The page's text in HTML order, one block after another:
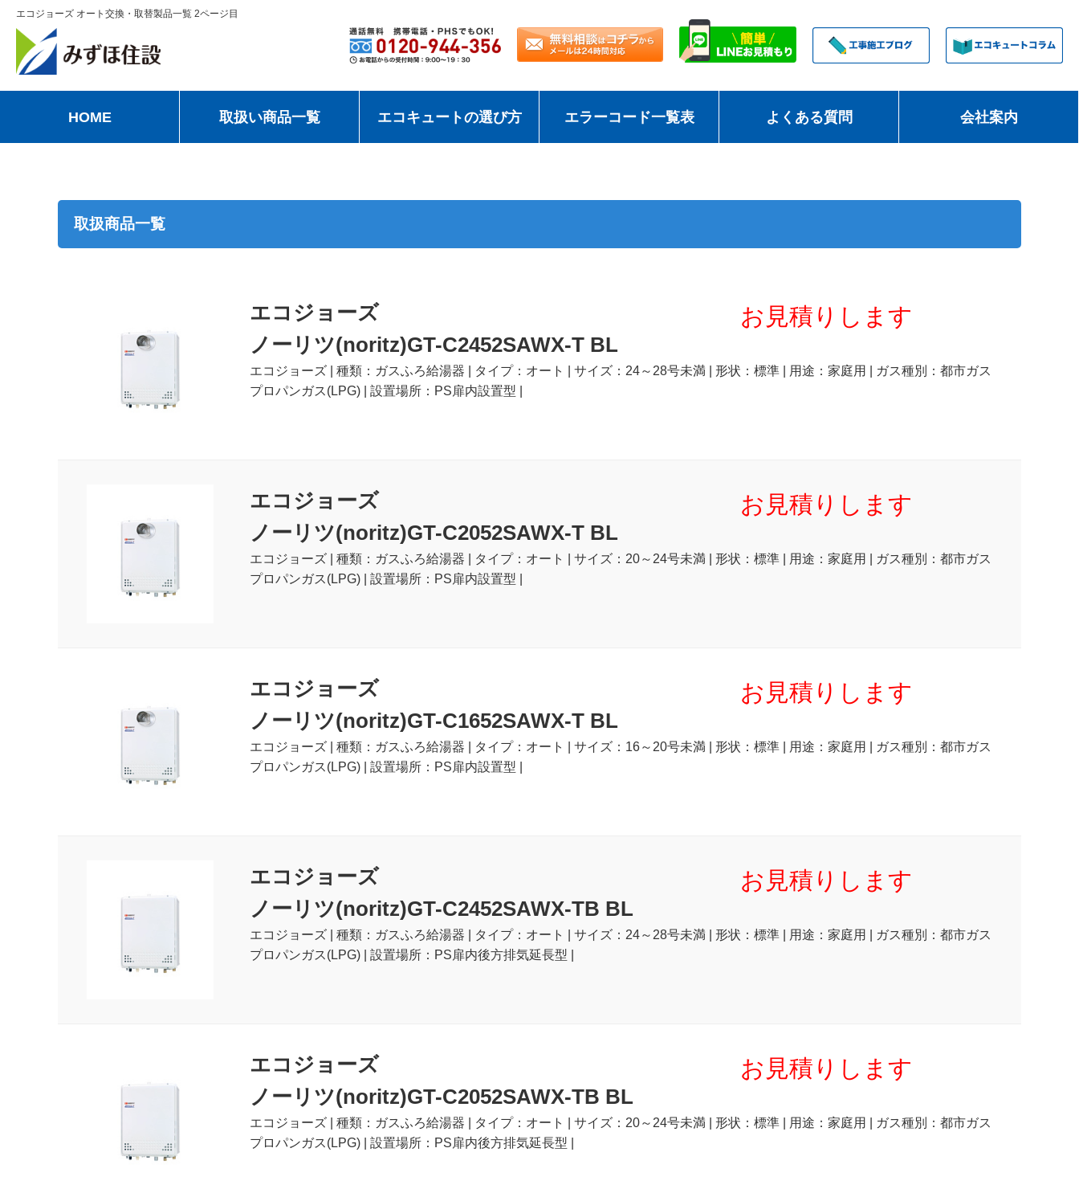
エコジョーズ オート交換・取替製品一覧 2ページ目
HOME 取扱い商品一覧 エコキュートの選び方 エラーコード一覧表 よくある質問 会社案内
取扱商品一覧
エコジョーズ
ノーリツ(noritz)GT-C2452SAWX-T BL
お見積りします
エコジョーズ | 種類：ガスふろ給湯器 | タイプ：オート | サイズ：24～28号未満 | 形状：標準 | 用途：家庭用 | ガス種別：都市ガス
プロパンガス(LPG) | 設置場所：PS扉内設置型 |
エコジョーズ
ノーリツ(noritz)GT-C2052SAWX-T BL
お見積りします
エコジョーズ | 種類：ガスふろ給湯器 | タイプ：オート | サイズ：20～24号未満 | 形状：標準 | 用途：家庭用 | ガス種別：都市ガス
プロパンガス(LPG) | 設置場所：PS扉内設置型 |
エコジョーズ
ノーリツ(noritz)GT-C1652SAWX-T BL
お見積りします
エコジョーズ | 種類：ガスふろ給湯器 | タイプ：オート | サイズ：16～20号未満 | 形状：標準 | 用途：家庭用 | ガス種別：都市ガス
プロパンガス(LPG) | 設置場所：PS扉内設置型 |
エコジョーズ
ノーリツ(noritz)GT-C2452SAWX-TB BL
お見積りします
エコジョーズ | 種類：ガスふろ給湯器 | タイプ：オート | サイズ：24～28号未満 | 形状：標準 | 用途：家庭用 | ガス種別：都市ガス
プロパンガス(LPG) | 設置場所：PS扉内後方排気延長型 |
エコジョーズ
ノーリツ(noritz)GT-C2052SAWX-TB BL
お見積りします
エコジョーズ | 種類：ガスふろ給湯器 | タイプ：オート | サイズ：20～24号未満 | 形状：標準 | 用途：家庭用 | ガス種別：都市ガス
プロパンガス(LPG) | 設置場所：PS扉内後方排気延長型 |